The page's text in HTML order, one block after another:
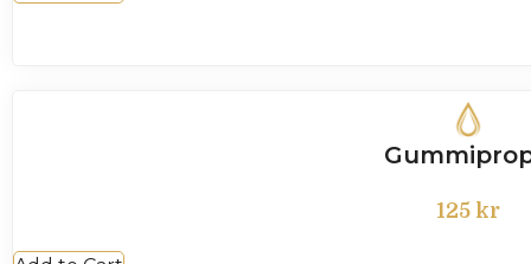
125 kr